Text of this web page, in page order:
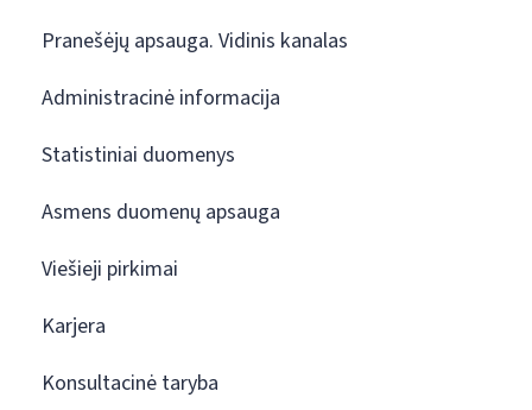
Pranešėjų apsauga. Vidinis kanalas
Administracinė informacija
Statistiniai duomenys
Asmens duomenų apsauga
Viešieji pirkimai
Karjera
Konsultacinė taryba